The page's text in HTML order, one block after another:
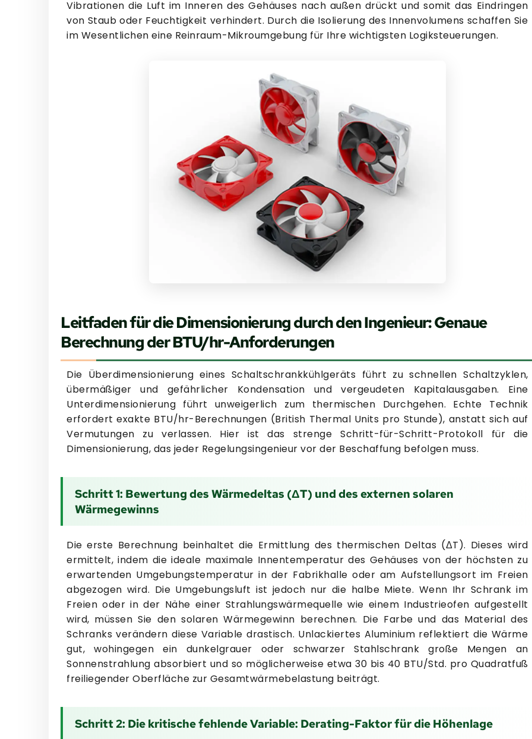
Vibrationen die Luft im Inneren des Gehäuses nach außen drückt und somit das Eindringen
von Staub oder Feuchtigkeit verhindert. Durch die Isolierung des Innenvolumens schaffen Sie
im Wesentlichen eine Reinraum-Mikroumgebung für Ihre wichtigsten Logiksteuerungen.
Leitfaden für die Dimensionierung durch den Ingenieur: Genaue
Berechnung der BTU/hr-Anforderungen
Die Überdimensionierung eines Schaltschrankkühlgeräts führt zu schnellen Schaltzyklen,
übermäßiger und gefährlicher Kondensation und vergeudeten Kapitalausgaben. Eine
Unterdimensionierung führt unweigerlich zum thermischen Durchgehen. Echte Technik
erfordert exakte BTU/hr-Berechnungen (British Thermal Units pro Stunde), anstatt sich auf
Vermutungen zu verlassen. Hier ist das strenge Schritt-für-Schritt-Protokoll für die
Dimensionierung, das jeder Regelungsingenieur vor der Beschaffung befolgen muss.
Schritt 1: Bewertung des Wärmedeltas (ΔT) und des externen solaren
Wärmegewinns
Die erste Berechnung beinhaltet die Ermittlung des thermischen Deltas (ΔT). Dieses wird
ermittelt, indem die ideale maximale Innentemperatur des Gehäuses von der höchsten zu
erwartenden Umgebungstemperatur in der Fabrikhalle oder am Aufstellungsort im Freien
abgezogen wird. Die Umgebungsluft ist jedoch nur die halbe Miete. Wenn Ihr Schrank im
Freien oder in der Nähe einer Strahlungswärmequelle wie einem Industrieofen aufgestellt
wird, müssen Sie den solaren Wärmegewinn berechnen. Die Farbe und das Material des
Schranks verändern diese Variable drastisch. Unlackiertes Aluminium reflektiert die Wärme
gut, wohingegen ein dunkelgrauer oder schwarzer Stahlschrank große Mengen an
Sonnenstrahlung absorbiert und so möglicherweise etwa 30 bis 40 BTU/Std. pro Quadratfuß
freiliegender Oberfläche zur Gesamtwärmebelastung beiträgt.
Schritt 2: Die kritische fehlende Variable: Derating-Faktor für die Höhenlage